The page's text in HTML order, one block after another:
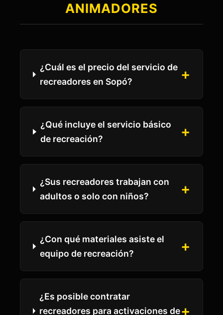
ANIMADORES
¿Cuál es el precio del servicio de
recreadores en Sopó?
¿Qué incluye el servicio básico
de recreación?
¿Sus recreadores trabajan con
adultos o solo con niños?
¿Con qué materiales asiste el
equipo de recreación?
¿Es posible contratar
recreadores para activaciones de